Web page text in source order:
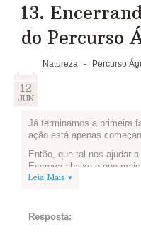
Vamos fazer a
Poste abaixo
equipe e o
13.
do Percurso
Natureza - Percurso
12
JUN
Já terminamos a primeira
ação está apenas
Então, que tal nos ajudar
Escreva abaixo o que
consciente da água e dos
Leia Mais ▾
Resposta: